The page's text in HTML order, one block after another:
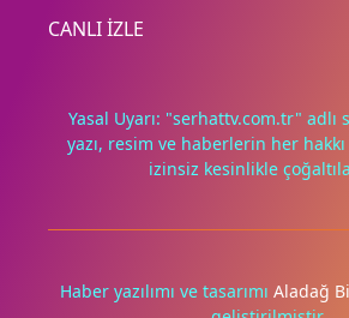
Deneyimini iyileştirmek ve içeriğimizi
CANLI İZLE
Yasal Uyarı: "serhattv.com.tr" adlı
yazı, resim ve haberlerin her hakkı
izinsiz kesinlikle
Haber yazılımı ve tasarımı Aladağ